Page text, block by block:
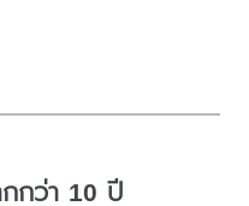
กกว่า 10 ปี